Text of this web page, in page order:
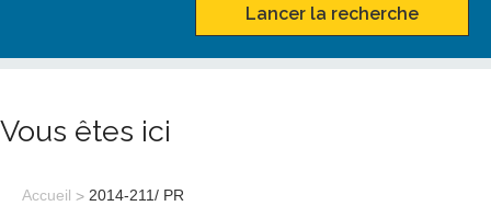
Lancer la recherche
Vous êtes ici
Accueil 2014-211/ PR